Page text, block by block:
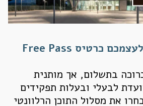
הקליקו והבטיחו לעצמכם כרטיס Free Pass
בתשלום, אך מותנית
לבעלי ובעלות תפקידים
את מסלול התוכן הרלוונטי